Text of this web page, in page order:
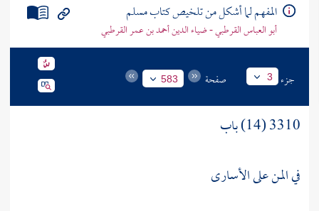
المفهم لما أشكل من تلخيص كتاب مسلم
أبو العباس القرطبي - ضياء الدين أحمد بن عمر القرطبي
جزء 3 صفحة 583
3310 (14) باب
في المن على الأسارى